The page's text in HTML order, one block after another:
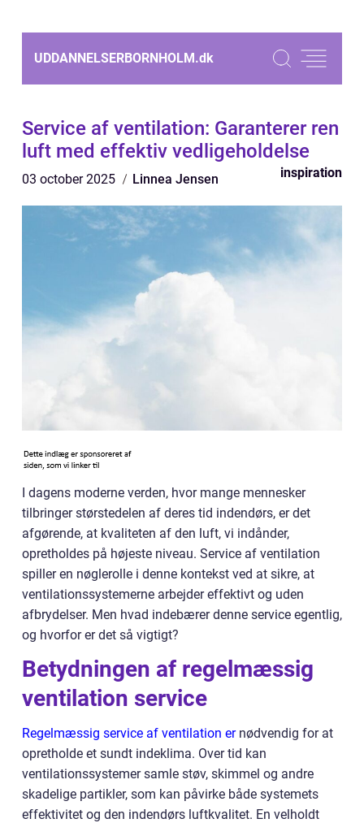
UDDANNELSERBORNHOLM.dk
Service af ventilation: Garanterer ren
luft med effektiv vedligeholdelse
03 october 2025 Linnea Jensen inspiration
I dagens moderne verden, hvor mange mennesker
tilbringer størstedelen af deres tid indendørs, er det
afgørende, at kvaliteten af den luft, vi indånder,
opretholdes på højeste niveau. Service af ventilation
spiller en nøglerolle i denne kontekst ved at sikre, at
ventilationssystemerne arbejder effektivt og uden
afbrydelser. Men hvad indebærer denne service egentlig,
og hvorfor er det så vigtigt?
Betydningen af regelmæssig
ventilation service
Regelmæssig service af ventilation ernødvendig for at
opretholde et sundt indeklima. Over tid kan
ventilationssystemer samle støv, skimmel og andre
skadelige partikler, som kan påvirke både systemets
effektivitet og den indendørs luftkvalitet. En velholdt